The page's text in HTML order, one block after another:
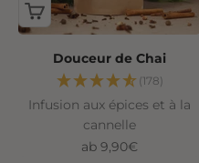
Douceur de Chai
(178)
Infusion aux épices et à la
cannelle
Angebot
ab 9,90€